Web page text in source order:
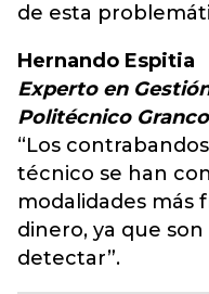
de esta
Hernando Espitia
Experto en
Politécnico
“Los
técnico se han
modalidades más
dinero, ya que
detectar”.